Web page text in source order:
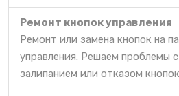
Ремонт кнопок управления
Ремонт или замена кнопок на
управления. Решаем проблемы с
залипанием или отказом